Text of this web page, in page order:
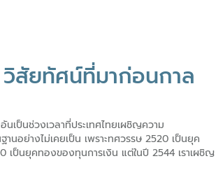
สัยทัศน์ที่มาก่อนกาล
เป็นช่วงเวลาที่ประเทศไทยเผชิญความ
นอย่างไม่เคยเป็น เพราะทศวรรษ 2520 เป็นยุค
เป็นยุคทองของทุนการเงิน แต่ในปี 2544 เราเผชิญ